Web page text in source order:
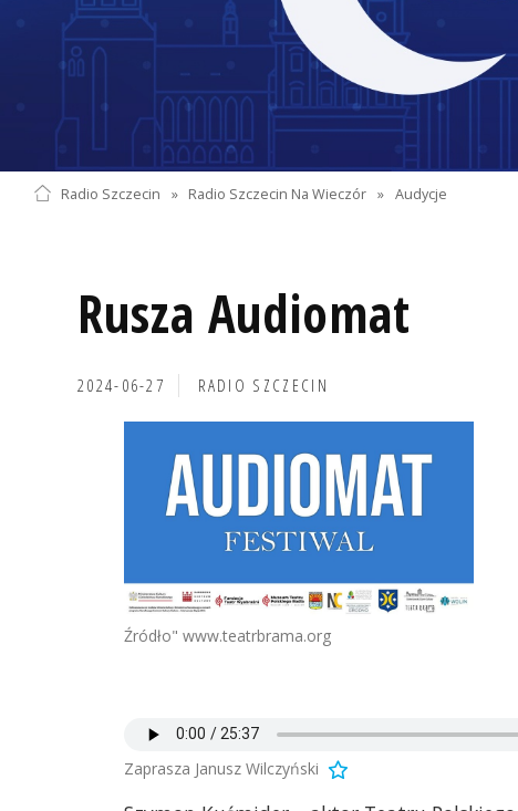
Radio Szczecin » Radio Szczecin Na Wieczór » Audycje
Rusza Audiomat
2024-06-27 RADIO SZCZECIN
Źródło" www.teatrbrama.org
Zaprasza Janusz Wilczyński